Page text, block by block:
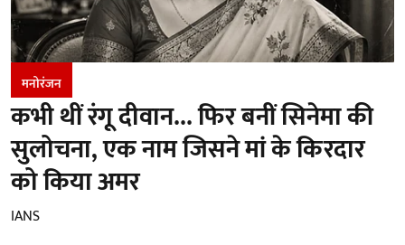
मनोरंजन
कभी थीं रंगू दीवान... फिर बनीं सिनेमा की
सुलोचना, एक नाम जिसने मां के किरदार
को किया अमर
IANS